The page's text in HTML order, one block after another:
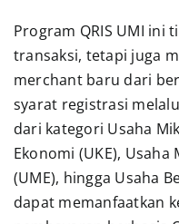
Program QRIS UMI ini
transaksi, tetapi juga
merchant baru dari
syarat registrasi
dari kategori Usaha
Ekonomi (UKE),
(UME), hingga Usaha
dapat memanfaatkan